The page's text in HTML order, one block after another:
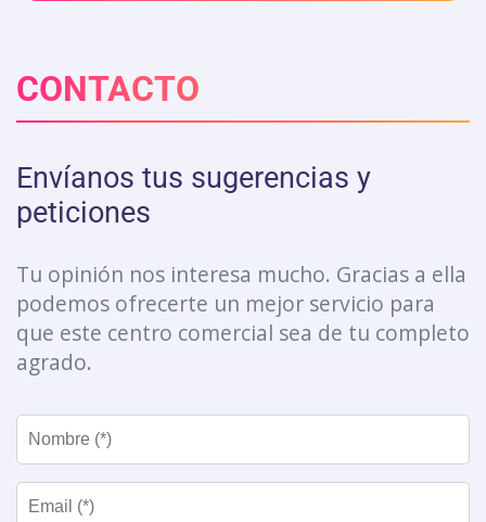
CONTACTO
Envíanos tus sugerencias y
peticiones
Tu opinión nos interesa mucho. Gracias a ella
podemos ofrecerte un mejor servicio para
que este centro comercial sea de tu completo
agrado.